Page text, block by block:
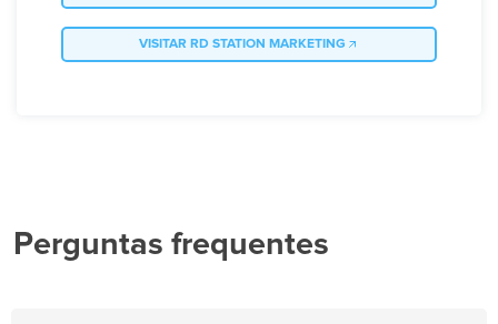
VISITAR RD STATION MARKETING
Perguntas frequentes